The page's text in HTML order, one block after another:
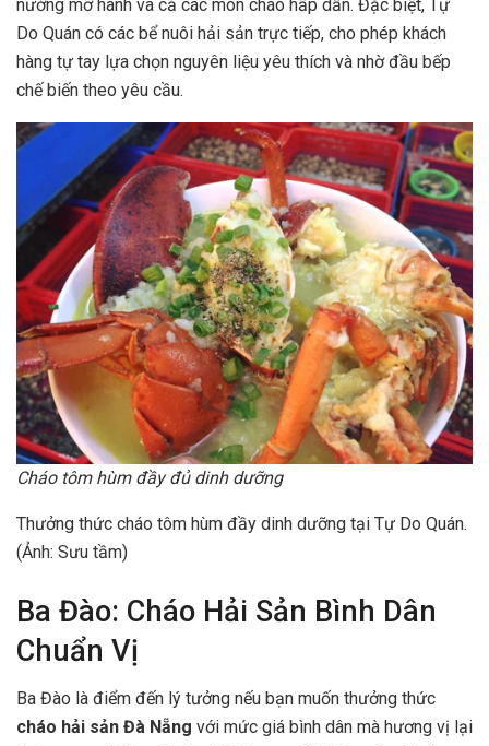
nướng mỡ hành và cả các món cháo hấp dẫn. Đặc biệt, Tự
Do Quán có các bể nuôi hải sản trực tiếp, cho phép khách
hàng tự tay lựa chọn nguyên liệu yêu thích và nhờ đầu bếp
chế biến theo yêu cầu.
Cháo tôm hùm đầy đủ dinh dưỡng
Thưởng thức cháo tôm hùm đầy dinh dưỡng tại Tự Do Quán.
(Ảnh: Sưu tầm)
Ba Đào: Cháo Hải Sản Bình Dân
Chuẩn Vị
Ba Đào là điểm đến lý tưởng nếu bạn muốn thưởng thức
cháo hải sản Đà Nẵng với mức giá bình dân mà hương vị lại